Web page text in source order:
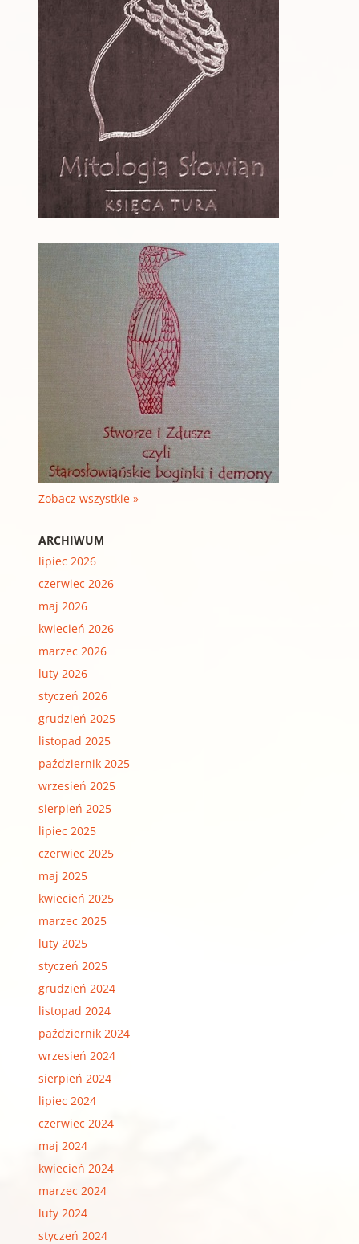
Zobacz wszystkie »
ARCHIWUM
lipiec 2026
czerwiec 2026
maj 2026
kwiecień 2026
marzec 2026
luty 2026
styczeń 2026
grudzień 2025
listopad 2025
październik 2025
wrzesień 2025
sierpień 2025
lipiec 2025
czerwiec 2025
maj 2025
kwiecień 2025
marzec 2025
luty 2025
styczeń 2025
grudzień 2024
listopad 2024
październik 2024
wrzesień 2024
sierpień 2024
lipiec 2024
czerwiec 2024
maj 2024
kwiecień 2024
marzec 2024
luty 2024
styczeń 2024